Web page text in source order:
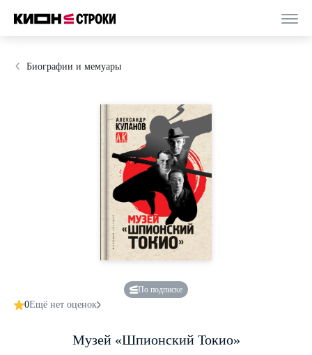
Биографии и мемуары
По подписке
0Ещё нет оценок
Музей «Шпионский Токио»